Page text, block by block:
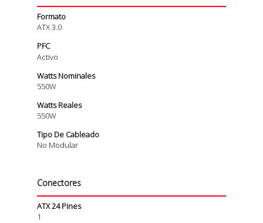
Formato
ATX 3.0
PFC
Activo
Watts Nominales
550W
Watts Reales
550W
Tipo De Cableado
No Modular
Conectores
ATX 24 Pines
1